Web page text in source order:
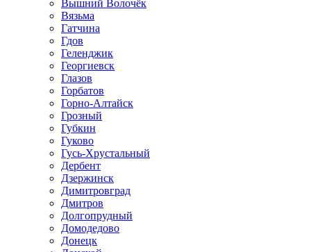
Вышний Волочёк
Вязьма
Гатчина
Гдов
Геленджик
Георгиевск
Глазов
Горбатов
Горно-Алтайск
Грозный
Губкин
Гуково
Гусь-Хрустальный
Дербент
Дзержинск
Димитровград
Дмитров
Долгопрудный
Домодедово
Донецк